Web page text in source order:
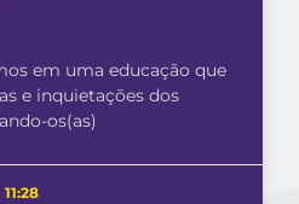
em uma educação que
e inquietações dos
os(as)
11:28